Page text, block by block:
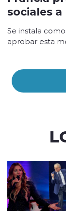
sociales a
Se instala
aprobar esta